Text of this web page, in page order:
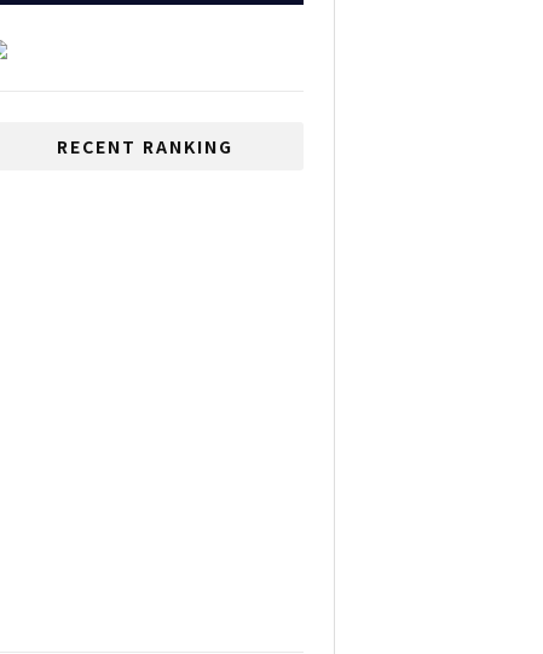
RECENT RANKING